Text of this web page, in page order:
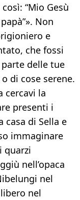
“Mio Gesù
Non
e
che fossi
delle tue
di cose serene.
cercavi la
presenti i
casa di Sella e
immaginare
quarzi
nell’opaca
nel
nel